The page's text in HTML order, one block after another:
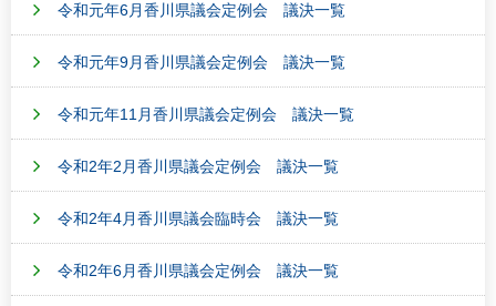
令和元年6月香川県議会定例会 議決一覧
令和元年9月香川県議会定例会 議決一覧
令和元年11月香川県議会定例会 議決一覧
令和2年2月香川県議会定例会 議決一覧
令和2年4月香川県議会臨時会 議決一覧
令和2年6月香川県議会定例会 議決一覧